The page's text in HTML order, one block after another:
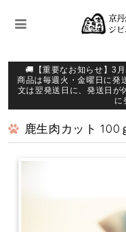
🚚【重要なお知らせ】3
商品は毎週火・金曜日に発
文は翌発送日に、発送日が
に
鹿生肉カット